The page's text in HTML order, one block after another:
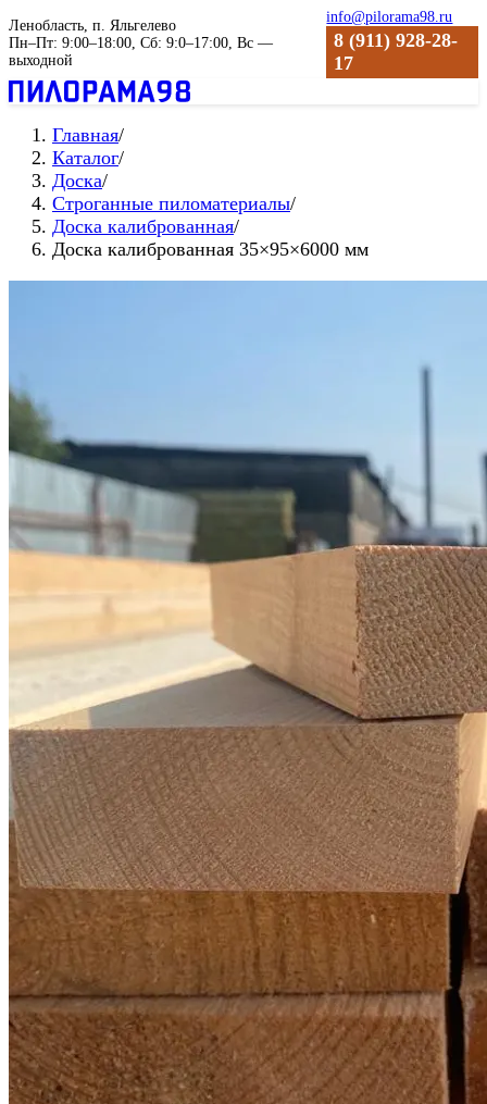
Ленобласть, п. Яльгелево
Пн–Пт: 9:00–18:00, Сб: 9:0–17:00, Вс —
выходной
info@pilorama98.ru
8 (911) 928-28-
17
Главная/
Каталог/
Доска/
Строганные пиломатериалы/
Доска калиброванная/
Доска калиброванная 35×95×6000 мм